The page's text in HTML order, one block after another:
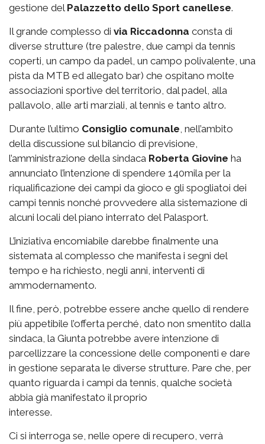
gestione del Palazzetto dello Sport canellese.
Il grande complesso di via Riccadonna consta di
diverse strutture (tre palestre, due campi da tennis
coperti, un campo da padel, un campo polivalente, una
pista da MTB ed allegato bar) che ospitano molte
associazioni sportive del territorio, dal padel, alla
pallavolo, alle arti marziali, al tennis e tanto altro.
Durante l’ultimo Consiglio comunale, nell’ambito
della discussione sul bilancio di previsione,
l’amministrazione della sindaca Roberta Giovine ha
annunciato l’intenzione di spendere 140mila per la
riqualificazione dei campi da gioco e gli spogliatoi dei
campi tennis nonché provvedere alla sistemazione di
alcuni locali del piano interrato del Palasport.
L’iniziativa encomiabile darebbe finalmente una
sistemata al complesso che manifesta i segni del
tempo e ha richiesto, negli anni, interventi di
ammodernamento.
Il fine, però, potrebbe essere anche quello di rendere
più appetibile l’offerta perché, dato non smentito dalla
sindaca, la Giunta potrebbe avere intenzione di
parcellizzare la concessione delle componenti e dare
in gestione separata le diverse strutture. Pare che, per
quanto riguarda i campi da tennis, qualche società
abbia già manifestato il proprio
interesse.
Ci si interroga se, nelle opere di recupero, verrà